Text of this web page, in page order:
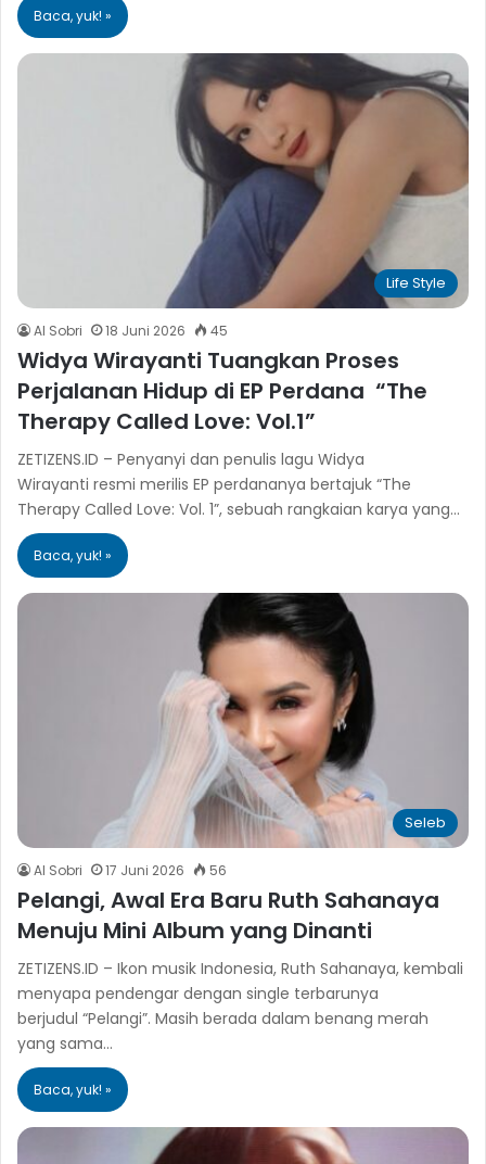
Baca, yuk! »
Life Style
Al Sobri 18 Juni 2026 45
Widya Wirayanti Tuangkan Proses
Perjalanan Hidup di EP Perdana “The
Therapy Called Love: Vol.1”
ZETIZENS.ID – Penyanyi dan penulis lagu Widya
Wirayanti resmi merilis EP perdananya bertajuk “The
Therapy Called Love: Vol. 1”, sebuah rangkaian karya yang…
Baca, yuk! »
Seleb
Al Sobri 17 Juni 2026 56
Pelangi, Awal Era Baru Ruth Sahanaya
Menuju Mini Album yang Dinanti
ZETIZENS.ID – Ikon musik Indonesia, Ruth Sahanaya, kembali
menyapa pendengar dengan single terbarunya
berjudul “Pelangi”. Masih berada dalam benang merah
yang sama…
Baca, yuk! »